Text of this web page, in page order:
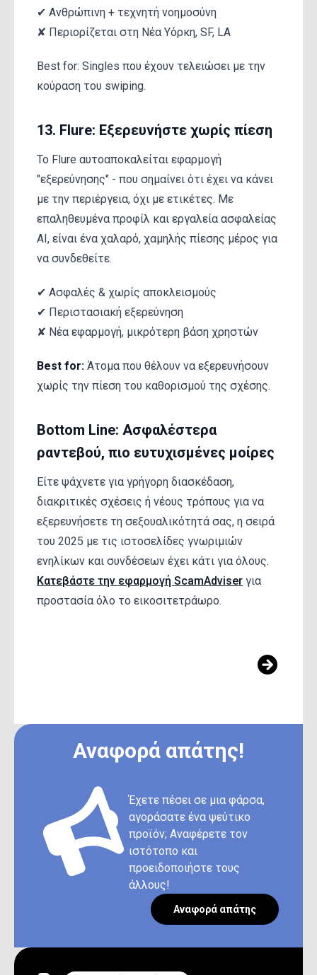
✔ Ανθρώπινη + τεχνητή νοημοσύνη
✘ Περιορίζεται στη Νέα Υόρκη, SF, LA
Best for: Singles που έχουν τελειώσει με την
κούραση του swiping.
13. Flure: Εξερευνήστε χωρίς πίεση
Το Flure αυτοαποκαλείται εφαρμογή
"εξερεύνησης" - που σημαίνει ότι έχει να κάνει
με την περιέργεια, όχι με ετικέτες. Με
επαληθευμένα προφίλ και εργαλεία ασφαλείας
AI, είναι ένα χαλαρό, χαμηλής πίεσης μέρος για
να συνδεθείτε.
✔ Ασφαλές & χωρίς αποκλεισμούς
✔ Περιστασιακή εξερεύνηση
✘ Νέα εφαρμογή, μικρότερη βάση χρηστών
Best for: Άτομα που θέλουν να εξερευνήσουν
χωρίς την πίεση του καθορισμού της σχέσης.
Bottom Line: Ασφαλέστερα
ραντεβού, πιο ευτυχισμένες μοίρες
Είτε ψάχνετε για γρήγορη διασκέδαση,
διακριτικές σχέσεις ή νέους τρόπους για να
εξερευνήσετε τη σεξουαλικότητά σας, η σειρά
του 2025 με τις ιστοσελίδες γνωριμιών
ενηλίκων και συνδέσεων έχει κάτι για όλους.
Κατεβάστε την εφαρμογή ScamAdviser για
προστασία όλο το εικοσιτετράωρο.
Αναφορά απάτης!
Έχετε πέσει σε μια φάρσα,
αγοράσατε ένα ψεύτικο
προϊόν; Αναφέρετε τον
ιστότοπο και
προειδοποιήστε τους
άλλους!
Αναφορά απάτης